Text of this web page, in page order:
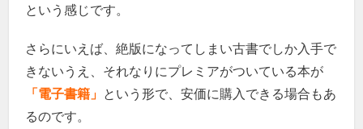
という感じです。
さらにいえば、絶版になってしまい古書でしか入手で
きないうえ、それなりにプレミアがついている本が
「電子書籍」 という形で、安価に購入できる場合もあ
るのです。